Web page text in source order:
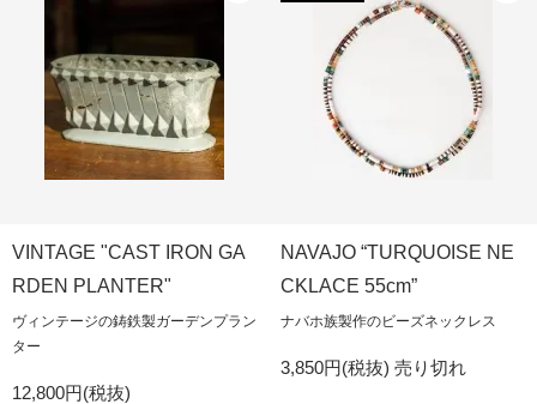
VINTAGE "CAST IRON GA
RDEN PLANTER"
ヴィンテージの鋳鉄製ガーデンプラン
ター
12,800円(税抜)
NAVAJO “TURQUOISE NE
CKLACE 55cm”
ナバホ族製作のビーズネックレス
3,850円(税抜) 売り切れ